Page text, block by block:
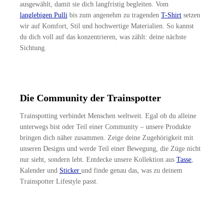
ausgewählt, damit sie dich langfristig begleiten. Vom
langlebigen Pulli bis zum angenehm zu tragenden T-Shirt setzen
wir auf Komfort, Stil und hochwertige Materialien. So kannst
du dich voll auf das konzentrieren, was zählt: deine nächste
Sichtung.
Die Community der Trainspotter
Trainspotting verbindet Menschen weltweit. Egal ob du alleine
unterwegs bist oder Teil einer Community – unsere Produkte
bringen dich näher zusammen. Zeige deine Zugehörigkeit mit
unseren Designs und werde Teil einer Bewegung, die Züge nicht
nur sieht, sondern lebt. Entdecke unsere Kollektion aus Tasse,
Kalender und Sticker und finde genau das, was zu deinem
Trainspotter Lifestyle passt.